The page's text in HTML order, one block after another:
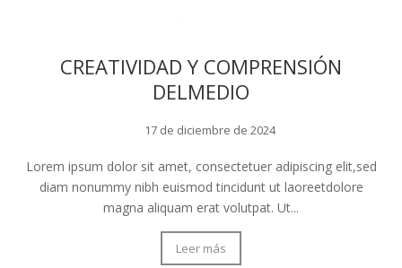
CREATIVIDAD Y COMPRENSIÓN
DELMEDIO
17 de diciembre de 2024
Lorem ipsum dolor sit amet, consectetuer adipiscing elit,sed
diam nonummy nibh euismod tincidunt ut laoreetdolore
magna aliquam erat volutpat. Ut...
Leer más